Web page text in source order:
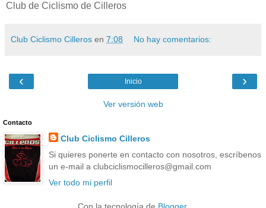
Club de Ciclismo de Cilleros
Club Ciclismo Cilleros en 7:08 No hay comentarios:
‹ ›
Inicio
Ver versión web
Contacto
Club Ciclismo Cilleros
Si quieres ponerte en contacto con nosotros, escríbenos
un e-mail a clubciclismocilleros@gmail.com
Ver todo mi perfil